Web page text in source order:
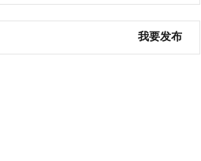
我要发布